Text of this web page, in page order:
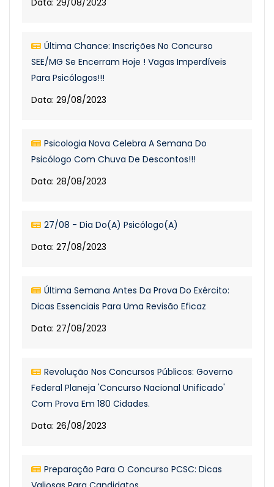
Data: 29/08/2023
Última Chance: Inscrições No Concurso
SEE/MG Se Encerram Hoje ! Vagas Imperdíveis
Para Psicólogos!!!
Data: 29/08/2023
Psicologia Nova Celebra A Semana Do
Psicólogo Com Chuva De Descontos!!!
Data: 28/08/2023
27/08 - Dia Do(a) Psicólogo(a)
Data: 27/08/2023
Última Semana Antes Da Prova Do Exército:
Dicas Essenciais Para Uma Revisão Eficaz
Data: 27/08/2023
Revolução Nos Concursos Públicos: Governo
Federal Planeja 'Concurso Nacional Unificado'
Com Prova Em 180 Cidades.
Data: 26/08/2023
Preparação Para O Concurso PCSC: Dicas